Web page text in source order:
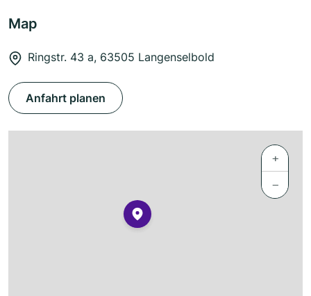
Map
Ringstr. 43 a, 63505 Langenselbold
Anfahrt planen
+
−